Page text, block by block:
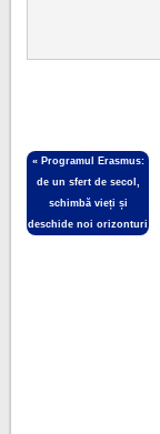
« Programul Erasmus:
de un sfert de secol,
schimbă vieți și
deschide noi orizonturi